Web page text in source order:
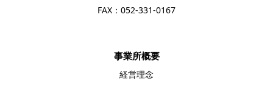
FAX：052-331-0167
事業所概要
経営理念